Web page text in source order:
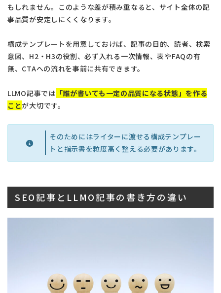
もしれません。このような差が積み重なると、サイト全体の記
事品質が安定しにくくなります。
構成テンプレートを用意しておけば、記事の目的、読者、検索
意図、H2・H3の役割、必ず入れる一次情報、表やFAQの有
無、CTAへの流れを事前に共有できます。
LLMO記事では 「誰が書いても一定の品質になる状態」を作る
ことが大切です。
そのためにはライターに渡せる構成テンプレー
トと指示書を粒度高く整える必要があります。
SEO記事とLLMO記事の書き方の違い